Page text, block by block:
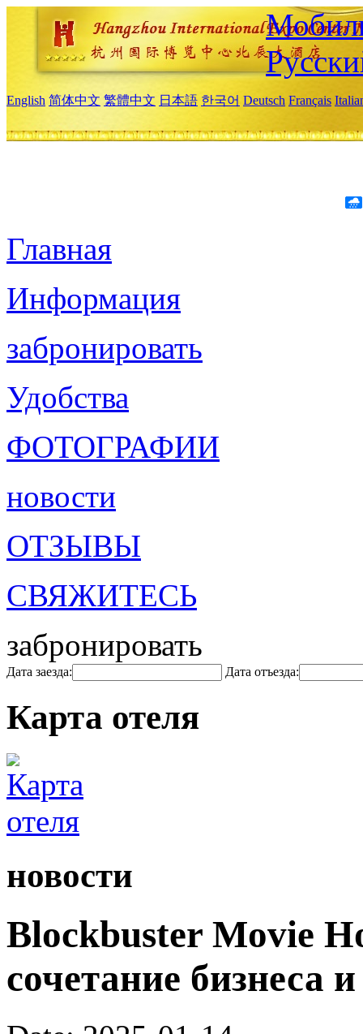
English 简体中文 繁體中文 日本語 한국어 Deutsch Français
Главная
Информация
забронировать
Удобства
ФОТОГРАФИИ
новости
ОТЗЫВЫ
СВЯЖИТЕСЬ
забронировать
Дата заезда: Дата отъезда:
Карта отеля
новости
Blockbuster Movie
сочетание бизнеса